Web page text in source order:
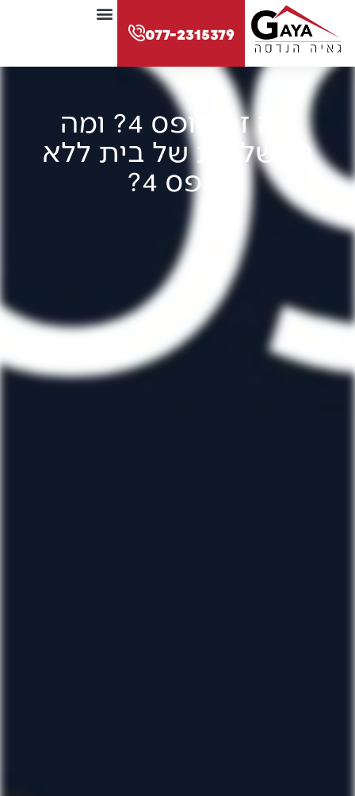
077-2315379
מה זה טופס 4? ומה
ההשלכות של בית ללא
טופס 4?